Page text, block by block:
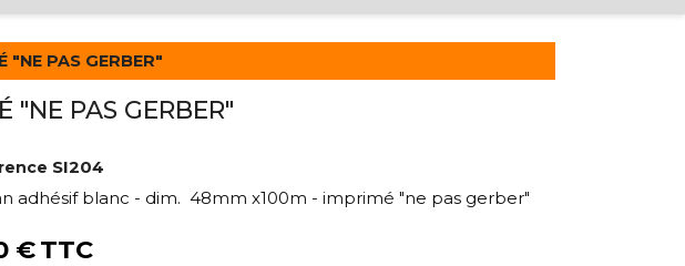
"NE PAS GERBER"
"NE PAS GERBER"
SI204
adhésif blanc - dim. 48mm x100m - imprimé "ne pas gerber"
€TTC